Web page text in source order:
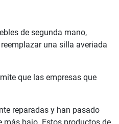
de segunda mano,
una silla averiada
que las empresas que
reparadas y han pasado